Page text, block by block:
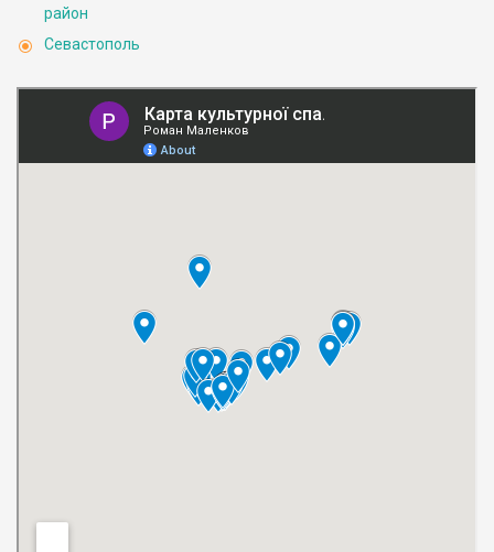
район
Севастополь